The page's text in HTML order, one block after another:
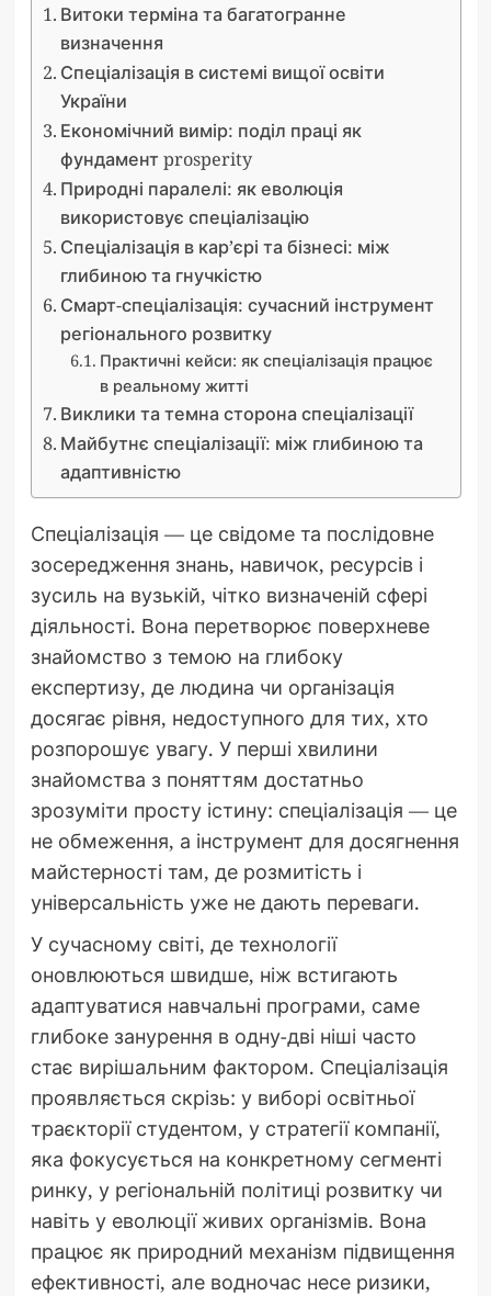
Витоки терміна та багатогранне
визначення
Спеціалізація в системі вищої освіти
України
Економічний вимір: поділ праці як
фундамент prosperity
Природні паралелі: як еволюція
використовує спеціалізацію
Спеціалізація в кар’єрі та бізнесі: між
глибиною та гнучкістю
Смарт-спеціалізація: сучасний інструмент
регіонального розвитку
Практичні кейси: як спеціалізація працює
в реальному житті
Виклики та темна сторона спеціалізації
Майбутнє спеціалізації: між глибиною та
адаптивністю
Спеціалізація — це свідоме та послідовне
зосередження знань, навичок, ресурсів і
зусиль на вузькій, чітко визначеній сфері
діяльності. Вона перетворює поверхневе
знайомство з темою на глибоку
експертизу, де людина чи організація
досягає рівня, недоступного для тих, хто
розпорошує увагу. У перші хвилини
знайомства з поняттям достатньо
зрозуміти просту істину: спеціалізація — це
не обмеження, а інструмент для досягнення
майстерності там, де розмитість і
універсальність уже не дають переваги.
У сучасному світі, де технології
оновлюються швидше, ніж встигають
адаптуватися навчальні програми, саме
глибоке занурення в одну-дві ніші часто
стає вирішальним фактором. Спеціалізація
проявляється скрізь: у виборі освітньої
траєкторії студентом, у стратегії компанії,
яка фокусується на конкретному сегменті
ринку, у регіональній політиці розвитку чи
навіть у еволюції живих організмів. Вона
працює як природний механізм підвищення
ефективності, але водночас несе ризики,